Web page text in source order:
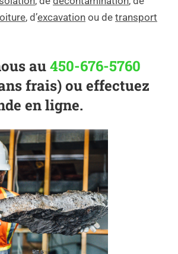
, d’excavation ou de transport
au450-676-5760
frais) ou effectuez
en ligne.